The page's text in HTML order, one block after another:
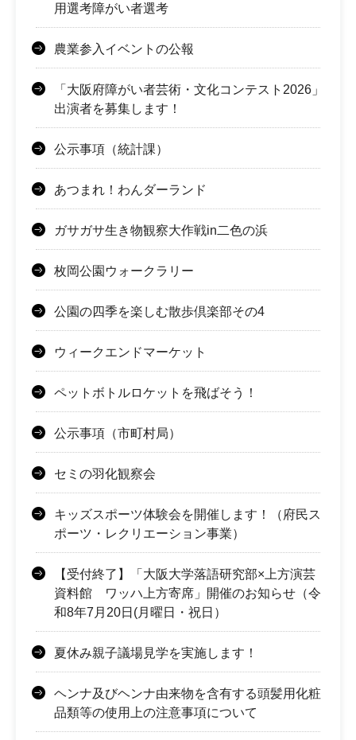
用選考障がい者選考
農業参入イベントの公報
「大阪府障がい者芸術・文化コンテスト2026」
出演者を募集します！
公示事項（統計課）
あつまれ！わんダーランド
ガサガサ生き物観察大作戦in二色の浜
枚岡公園ウォークラリー
公園の四季を楽しむ散歩倶楽部その4
ウィークエンドマーケット
ペットボトルロケットを飛ばそう！
公示事項（市町村局）
セミの羽化観察会
キッズスポーツ体験会を開催します！（府民ス
ポーツ・レクリエーション事業）
【受付終了】「大阪大学落語研究部×上方演芸
資料館 ワッハ上方寄席」開催のお知らせ（令
和8年7月20日(月曜日・祝日）
夏休み親子議場見学を実施します！
ヘンナ及びヘンナ由来物を含有する頭髪用化粧
品類等の使用上の注意事項について